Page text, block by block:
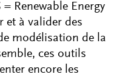
Renewable Energy
et à valider des
modélisation de la
ces outils
encore les